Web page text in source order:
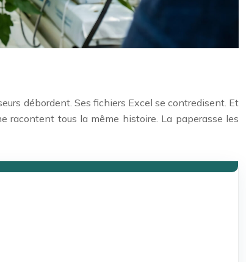
débordent. Ses fichiers Excel se contredisent. Et
racontent tous la même histoire. La paperasse les